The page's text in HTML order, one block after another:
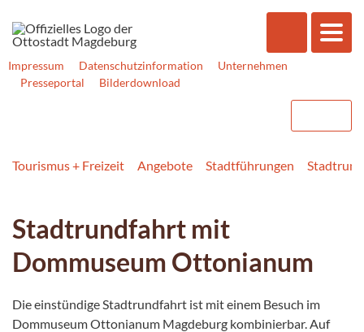
Impressum Datenschutzinformation
Unternehmen
Presseportal
Bilderdownload
Tourismus + Freizeit Angebote Stadtführungen
Stadtrundfahrt mit
Dommuseum Ottonianum
Die einstündige Stadtrundfahrt ist mit einem Besuch im
Dommuseum Ottonianum Magdeburg kombinierbar. Auf